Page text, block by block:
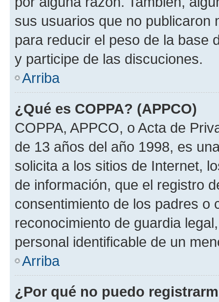
sus usuarios que no publicaron
para reducir el peso de la base
y participe de las discuciones.
Arriba
¿Qué es COPPA? (APPCO)
COPPA, APPCO, o Acta de
de 13 años del año 1998, es
solicita a los sitios de Internet,
de información, que el registro
consentimiento de los padres o
reconocimiento de guardia
personal identificable de un
Arriba
¿Por qué no puedo